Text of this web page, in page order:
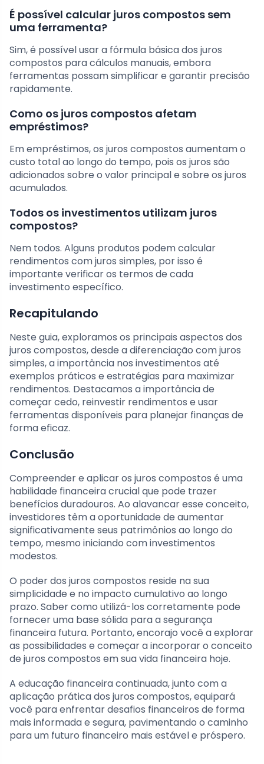
É possível calcular juros compostos sem
uma ferramenta?
Sim, é possível usar a fórmula básica dos juros
compostos para cálculos manuais, embora
ferramentas possam simplificar e garantir precisão
rapidamente.
Como os juros compostos afetam
empréstimos?
Em empréstimos, os juros compostos aumentam o
custo total ao longo do tempo, pois os juros são
adicionados sobre o valor principal e sobre os juros
acumulados.
Todos os investimentos utilizam juros
compostos?
Nem todos. Alguns produtos podem calcular
rendimentos com juros simples, por isso é
importante verificar os termos de cada
investimento específico.
Recapitulando
Neste guia, exploramos os principais aspectos dos
juros compostos, desde a diferenciação com juros
simples, a importância nos investimentos até
exemplos práticos e estratégias para maximizar
rendimentos. Destacamos a importância de
começar cedo, reinvestir rendimentos e usar
ferramentas disponíveis para planejar finanças de
forma eficaz.
Conclusão
Compreender e aplicar os juros compostos é uma
habilidade financeira crucial que pode trazer
benefícios duradouros. Ao alavancar esse conceito,
investidores têm a oportunidade de aumentar
significativamente seus patrimônios ao longo do
tempo, mesmo iniciando com investimentos
modestos.
O poder dos juros compostos reside na sua
simplicidade e no impacto cumulativo ao longo
prazo. Saber como utilizá-los corretamente pode
fornecer uma base sólida para a segurança
financeira futura. Portanto, encorajo você a explorar
as possibilidades e começar a incorporar o conceito
de juros compostos em sua vida financeira hoje.
A educação financeira continuada, junto com a
aplicação prática dos juros compostos, equipará
você para enfrentar desafios financeiros de forma
mais informada e segura, pavimentando o caminho
para um futuro financeiro mais estável e próspero.